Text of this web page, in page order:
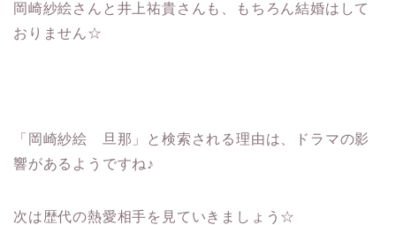
岡崎紗絵さんと井上祐貴さんも、もちろん結婚はして
おりません☆
「岡崎紗絵 旦那」と検索される理由は、ドラマの影
響があるようですね♪
次は歴代の熱愛相手を見ていきましょう☆